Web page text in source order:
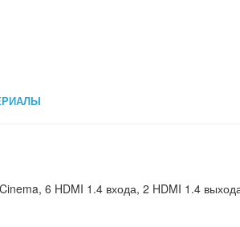
6 HDMI 1.4 входа, 2 HDMI 1.4